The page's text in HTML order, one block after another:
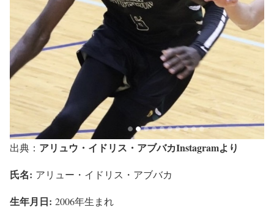
出典： アリュウ・イドリス・アブバカInstagramより
氏名: アリュー・イドリス・アブバカ
生年月日: 2006年生まれ